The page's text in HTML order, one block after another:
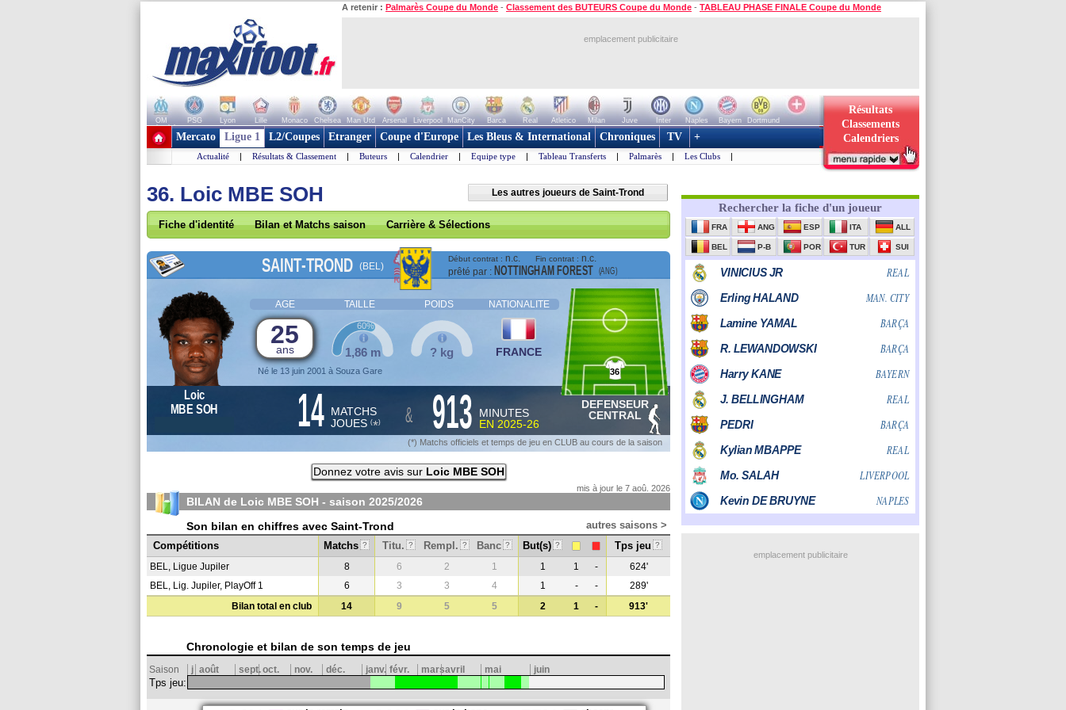
A retenir : Palmarès Coupe du Monde - Classement des BUTEURS Coupe du Monde - TABLEAU PHASE FINALE Coupe du Monde
emplacement publicitaire
OM PSG Lyon Lille Monaco Chelsea Man Utd Arsenal Liverpool ManCity Barca Real Atletico Milan Juve Inter Naples Bayern
Dortmund
+ de clubs
Résultats
Classements
Calendriers
Mercato Ligue 1 L2/Coupes Etranger Coupe d'Europe Les Bleus & International Chroniques TV +
Actualité | Résultats & Classement | Buteurs | Calendrier | Equipe type | Tableau Transferts | Palmarès | Les Clubs |
36. Loic MBE SOH Les autres joueurs de Saint-Trond
Fiche d'identité Bilan et Matchs saison Carrière & Sélections
SAINT-TROND (BEL)
Début contrat : n.c. Fin contrat : n.c.
prêté par : NOTTINGHAM FOREST (ANG)
AGE TAILLE POIDS NATIONALITE
25
ans
Né le 13 juin 2001 à Souza Gare
1,86 m
60%
? kg FRANCE
36
Loic
MBE SOH
14 MATCHS
JOUES (*) & 913
MINUTES
EN 2025-26
DEFENSEUR
CENTRAL
(*) Matchs officiels et temps de jeu en CLUB au cours de la saison
Donnez votre avis sur Loic MBE SOH
mis à jour le 7 aoû. 2026
BILAN de Loic MBE SOH - saison 2025/2026
Son bilan en chiffres avec Saint-Trond
autres saisons >
Compétitions
Matchs ? Titu. ? Rempl. ? Banc ? But(s) ? Tps jeu ?
BEL, Ligue Jupiler 8 6 2 1 1 1 -
624'
BEL, Lig. Jupiler, PlayOff 1
6 3 3 4 1 - -
289'
Bilan total en club
14 9 5 5 2 1 - 913'
Chronologie et bilan de son temps de jeu
Saison j août sept.oct. nov. déc. janv. févr. marsavril mai juin
Tps jeu:
emplacement publicitaire